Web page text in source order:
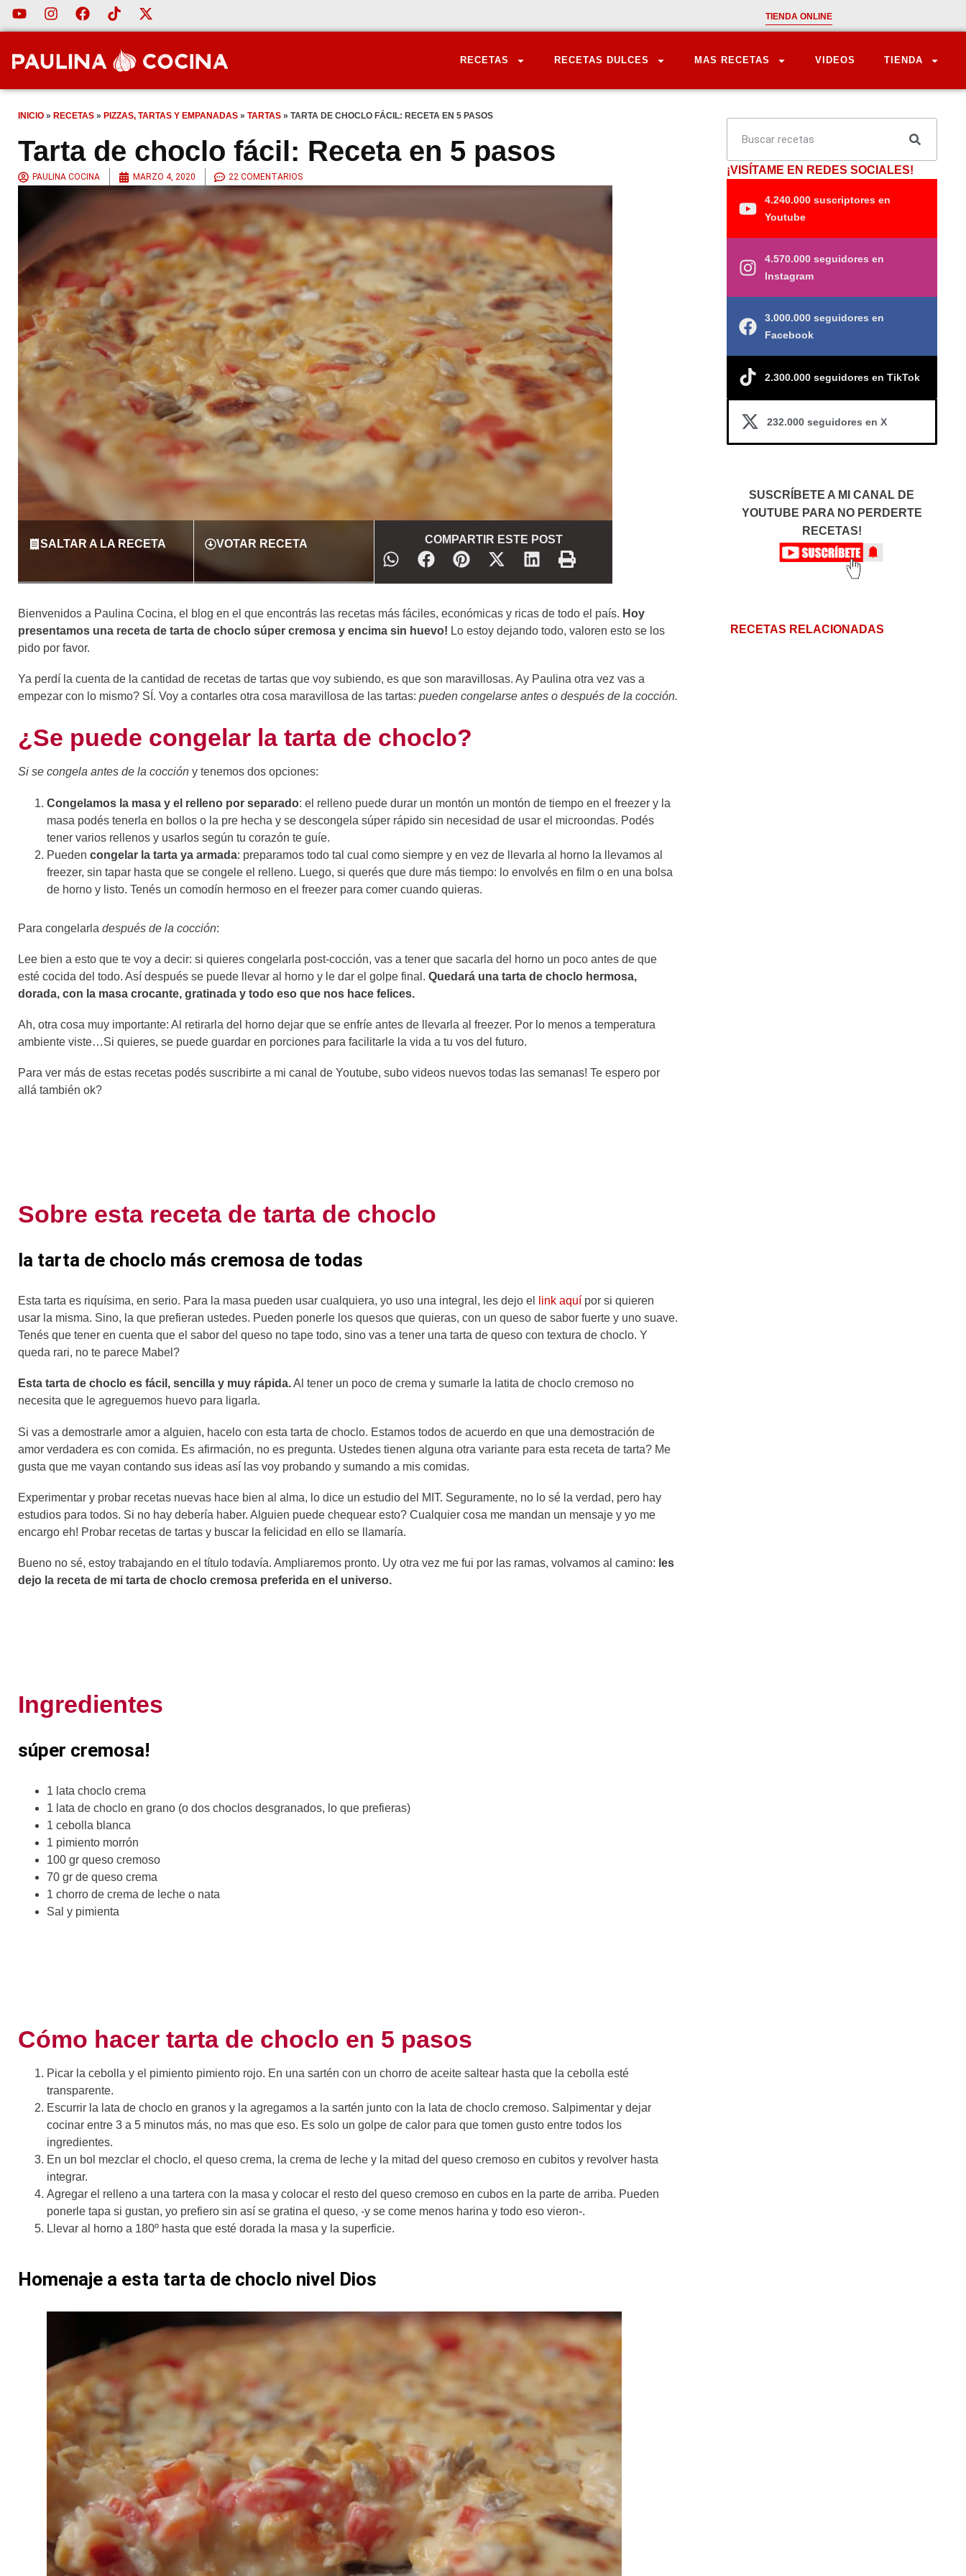
TIENDA ONLINE
RECETAS RECETAS DULCES MAS RECETAS VIDEOS TIENDA
INICIO » RECETAS » PIZZAS, TARTAS Y EMPANADAS » TARTAS » TARTA DE CHOCLO FÁCIL: RECETA EN 5 PASOS
Tarta de choclo fácil: Receta en 5 pasos
PAULINA COCINA MARZO 4, 2020 22 COMENTARIOS
SALTAR A LA RECETA VOTAR RECETA COMPARTIR ESTE POST
Bienvenidos a Paulina Cocina, el blog en el que encontrás las recetas más fáciles, económicas y ricas de todo el país. Hoy
presentamos una receta de tarta de choclo súper cremosa y encima sin huevo! Lo estoy dejando todo, valoren esto se los
pido por favor.
Ya perdí la cuenta de la cantidad de recetas de tartas que voy subiendo, es que son maravillosas. Ay Paulina otra vez vas a
empezar con lo mismo? SÍ. Voy a contarles otra cosa maravillosa de las tartas: pueden congelarse antes o después de la cocción.
¿Se puede congelar la tarta de choclo?
Si se congela antes de la cocción y tenemos dos opciones:
Congelamos la masa y el relleno por separado: el relleno puede durar un montón un montón de tiempo en el freezer y la
masa podés tenerla en bollos o la pre hecha y se descongela súper rápido sin necesidad de usar el microondas. Podés
tener varios rellenos y usarlos según tu corazón te guíe.
Pueden congelar la tarta ya armada: preparamos todo tal cual como siempre y en vez de llevarla al horno la llevamos al
freezer, sin tapar hasta que se congele el relleno. Luego, si querés que dure más tiempo: lo envolvés en film o en una bolsa
de horno y listo. Tenés un comodín hermoso en el freezer para comer cuando quieras.
Para congelarla después de la cocción:
Lee bien a esto que te voy a decir: si quieres congelarla post-cocción, vas a tener que sacarla del horno un poco antes de que
esté cocida del todo. Así después se puede llevar al horno y le dar el golpe final. Quedará una tarta de choclo hermosa,
dorada, con la masa crocante, gratinada y todo eso que nos hace felices.
Ah, otra cosa muy importante: Al retirarla del horno dejar que se enfríe antes de llevarla al freezer. Por lo menos a temperatura
ambiente viste…Si quieres, se puede guardar en porciones para facilitarle la vida a tu vos del futuro.
Para ver más de estas recetas podés suscribirte a mi canal de Youtube, subo videos nuevos todas las semanas! Te espero por
allá también ok?
Sobre esta receta de tarta de choclo
la tarta de choclo más cremosa de todas
Esta tarta es riquísima, en serio. Para la masa pueden usar cualquiera, yo uso una integral, les dejo el link aquí por si quieren
usar la misma. Sino, la que prefieran ustedes. Pueden ponerle los quesos que quieras, con un queso de sabor fuerte y uno suave.
Tenés que tener en cuenta que el sabor del queso no tape todo, sino vas a tener una tarta de queso con textura de choclo. Y
queda rari, no te parece Mabel?
Esta tarta de choclo es fácil, sencilla y muy rápida.Al tener un poco de crema y sumarle la latita de choclo cremoso no
necesita que le agreguemos huevo para ligarla.
Si vas a demostrarle amor a alguien, hacelo con esta tarta de choclo. Estamos todos de acuerdo en que una demostración de
amor verdadera es con comida. Es afirmación, no es pregunta. Ustedes tienen alguna otra variante para esta receta de tarta? Me
gusta que me vayan contando sus ideas así las voy probando y sumando a mis comidas.
Experimentar y probar recetas nuevas hace bien al alma, lo dice un estudio del MIT. Seguramente, no lo sé la verdad, pero hay
estudios para todos. Si no hay debería haber. Alguien puede chequear esto? Cualquier cosa me mandan un mensaje y yo me
encargo eh! Probar recetas de tartas y buscar la felicidad en ello se llamaría.
Bueno no sé, estoy trabajando en el título todavía. Ampliaremos pronto. Uy otra vez me fui por las ramas, volvamos al camino: les
dejo la receta de mi tarta de choclo cremosa preferida en el universo.
Ingredientes
súper cremosa!
1 lata choclo crema
1 lata de choclo en grano (o dos choclos desgranados, lo que prefieras)
1 cebolla blanca
1 pimiento morrón
100 gr queso cremoso
70 gr de queso crema
1 chorro de crema de leche o nata
Sal y pimienta
Cómo hacer tarta de choclo en 5 pasos
Picar la cebolla y el pimiento pimiento rojo. En una sartén con un chorro de aceite saltear hasta que la cebolla esté
transparente.
Escurrir la lata de choclo en granos y la agregamos a la sartén junto con la lata de choclo cremoso. Salpimentar y dejar
cocinar entre 3 a 5 minutos más, no mas que eso. Es solo un golpe de calor para que tomen gusto entre todos los
ingredientes.
En un bol mezclar el choclo, el queso crema, la crema de leche y la mitad del queso cremoso en cubitos y revolver hasta
integrar.
Agregar el relleno a una tartera con la masa y colocar el resto del queso cremoso en cubos en la parte de arriba. Pueden
ponerle tapa si gustan, yo prefiero sin así se gratina el queso, -y se come menos harina y todo eso vieron-.
Llevar al horno a 180º hasta que esté dorada la masa y la superficie.
Homenaje a esta tarta de choclo nivel Dios
¡VISÍTAME EN REDES SOCIALES!
4.240.000 suscriptores en
Youtube
4.570.000 seguidores en
Instagram
3.000.000 seguidores en
Facebook
2.300.000 seguidores en TikTok
232.000 seguidores en X
SUSCRÍBETE A MI CANAL DE
YOUTUBE PARA NO PERDERTE
RECETAS!
RECETAS RELACIONADAS